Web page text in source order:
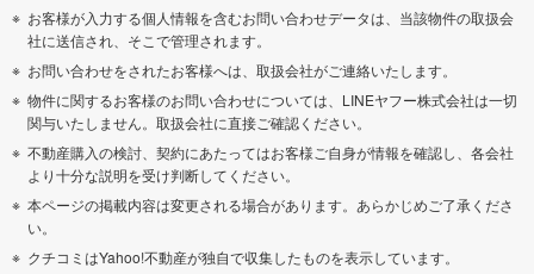
お客様が入力する個人情報を含むお問い合わせデータは、当該物件の取扱会
社に送信され、そこで管理されます。
お問い合わせをされたお客様へは、取扱会社がご連絡いたします。
物件に関するお客様のお問い合わせについては、LINEヤフー株式会社は一切
関与いたしません。取扱会社に直接ご確認ください。
不動産購入の検討、契約にあたってはお客様ご自身が情報を確認し、各会社
より十分な説明を受け判断してください。
本ページの掲載内容は変更される場合があります。あらかじめご了承くださ
い。
クチコミはYahoo!不動産が独自で収集したものを表示しています。